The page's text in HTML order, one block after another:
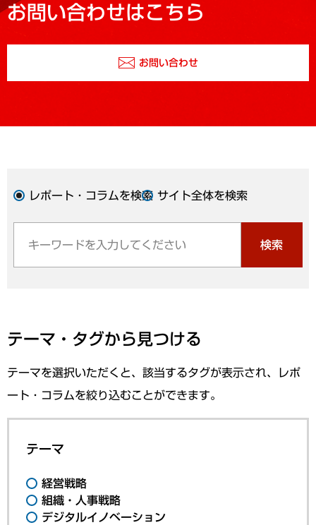
お問い合わせはこちら
お問い合わせ
レポート・コラムを検索 サイト全体を検索
検索
テーマ・タグから見つける
テーマを選択いただくと、該当するタグが表示され、レポ
ート・コラムを絞り込むことができます。
テーマ
経営戦略
組織・人事戦略
デジタルイノベーション